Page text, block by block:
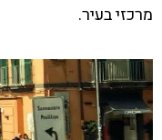
מרכזי בעיר.